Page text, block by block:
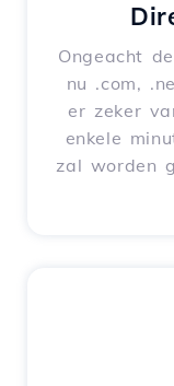
Ongeacht
nu .com,
er zeker
enkele
zal worden